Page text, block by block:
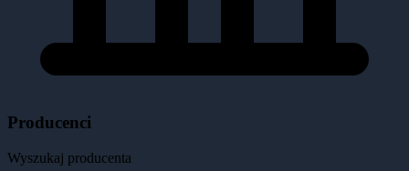
Producenci
Wyszukaj producenta